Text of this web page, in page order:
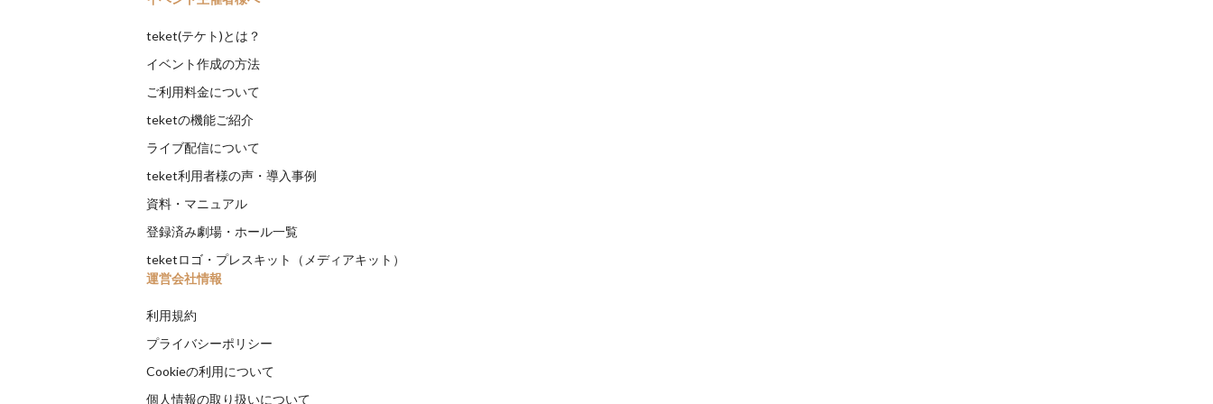
teket(テケト)とは？
イベント作成の方法
ご利用料金について
teketの機能ご紹介
ライブ配信について
teket利用者様の声・導入事例
資料・マニュアル
登録済み劇場・ホール一覧
teketロゴ・プレスキット（メディアキット）
運営会社情報
利用規約
プライバシーポリシー
Cookieの利用について
個人情報の取り扱いについて